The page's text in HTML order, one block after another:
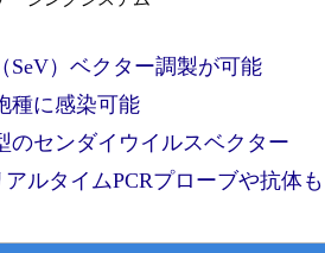
SeV）ベクター調製が可能
種に感染可能
のセンダイウイルスベクター
ルタイムPCRプローブや抗体